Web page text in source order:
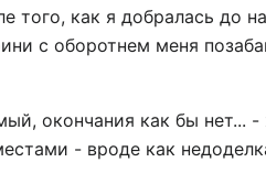
того, как я добралась до
с оборотнем меня
окончания как бы
- вроде как